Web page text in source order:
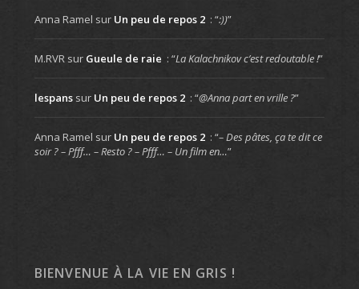
Anna Ramel sur Un peu de repos 2 : “:))”
M.RVRsur Gueule de raie : “La Kalachnikov c’est redoutable !”
lespanssur Un peu de repos 2 : “@Anna part en vrille ?”
Anna Ramel sur Un peu de repos 2 : “– Des pâtes, ça te dit ce
soir ? – Pfff… – Resto ? – Pfff… – Un film en…”
BIENVENUE À LA VIE EN GRIS !